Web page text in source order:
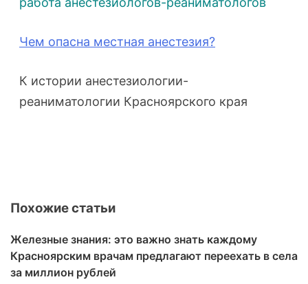
Чем опасна местная анестезия?
К истории анестезиологии-
реаниматологии Красноярского края
Похожие статьи
Железные знания: это важно знать каждому
Красноярским врачам предлагают переехать в села
за миллион рублей